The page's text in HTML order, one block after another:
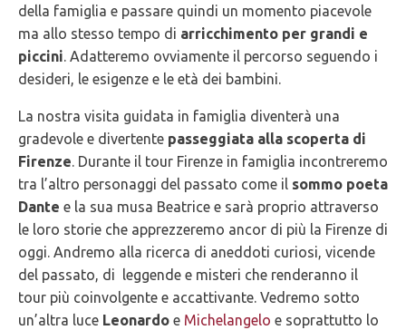
della famiglia e passare quindi un momento piacevole
ma allo stesso tempo di arricchimento per grandi e
piccini. Adatteremo ovviamente il percorso seguendo i
desideri, le esigenze e le età dei bambini.
La nostra visita guidata in famiglia diventerà una
gradevole e divertente passeggiata alla scoperta di
Firenze. Durante il tour Firenze in famiglia incontreremo
tra l’altro personaggi del passato come il sommo poeta
Dante e la sua musa Beatrice e sarà proprio attraverso
le loro storie che apprezzeremo ancor di più la Firenze di
oggi. Andremo alla ricerca di aneddoti curiosi, vicende
del passato, di leggende e misteri che renderanno il
tour più coinvolgente e accattivante. Vedremo sotto
un’altra luce Leonardo e Michelangelo e soprattutto lo